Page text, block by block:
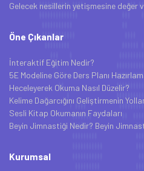
Gelecek nesillerin yetişmesine değer
Öne Çıkanlar
İnteraktif Eğitim Nedir?
5E Modeline Göre Ders Planı
Heceleyerek Okuma Nasıl Düzelir?
Kelime Dağarcığını Geliştirmenin
Sesli Kitap Okumanın Faydaları
Beyin Jimnastiği Nedir? Beyin
Kurumsal